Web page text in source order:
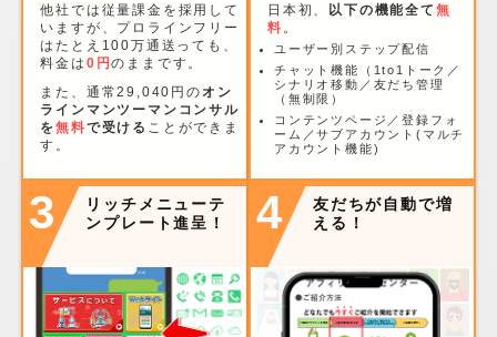
他社では従量課金を採用して
いますが、プロラインフリー
はたとえ100万通送っても、
料金は 0円のままです。
また、通常29,040円の オン
ラインマンツーマンコンサル
を無料で受ける ことができま
す。
日本初、 以下の機能全て 無
料 。
ユーザー別ステップ配信
チャット機能（1to1トーク／
シナリオ移動／友だち管理
（無制限）
コンテンツページ／登録フォ
ーム／サブアカウント(マルチ
アカウント機能)
3
リッチメニューテ
ンプレート進呈！
4
友だちが自動で増
える！